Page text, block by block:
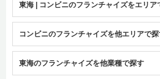
東海 | コンビニのフランチャイズをエリア
コンビニのフランチャイズを他エリアで
東海のフランチャイズを他業種で探す